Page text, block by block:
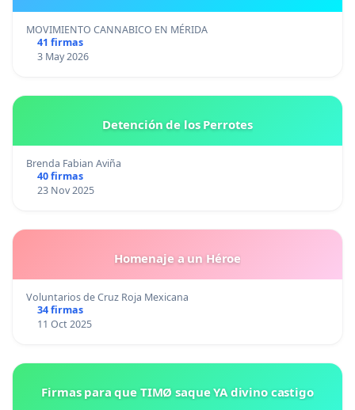
MOVIMIENTO CANNABICO EN MÉRIDA
41 firmas
3 May 2026
Detención de los Perrotes
Brenda Fabian Aviña
40 firmas
23 Nov 2025
Homenaje a un Héroe
Voluntarios de Cruz Roja Mexicana
34 firmas
11 Oct 2025
Firmas para que TIMØ saque YA divino castigo